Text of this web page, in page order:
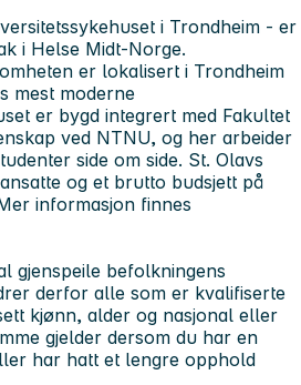
i Trondheim - er
i Helse Midt-Norge.
er lokalisert i Trondheim
mest moderne
er bygd integrert med Fakultet
ved NTNU, og her arbeider
side om side. St. Olavs
og et brutto budsjett på
informasjon finnes
gjenspeile befolkningens
derfor alle som er kvalifiserte
kjønn, alder og nasjonal eller
gjelder dersom du har en
har hatt et lengre opphold